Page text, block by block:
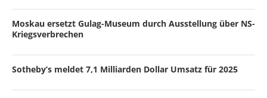
Moskau ersetzt Gulag-Museum durch Ausstellung über NS-
Kriegsverbrechen
Sotheby’s meldet 7,1 Milliarden Dollar Umsatz für 2025